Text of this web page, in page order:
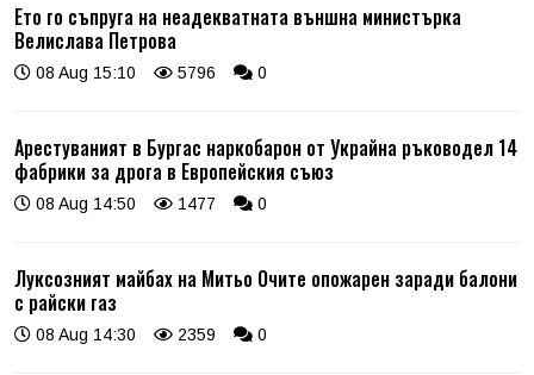
Ето го съпруга на неадекватната външна министърка
Велислава Петрова
08 Aug 15:10 5796 0
Арестуваният в Бургас наркобарон от Украйна ръководел 14
фабрики за дрога в Европейския съюз
08 Aug 14:50 1477 0
Луксозният майбах на Митьо Очите опожарен заради балони
с райски газ
08 Aug 14:30 2359 0